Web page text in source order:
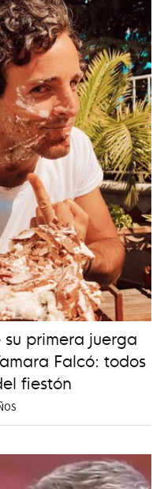
primera juerga
Falcó: todos
fiestón